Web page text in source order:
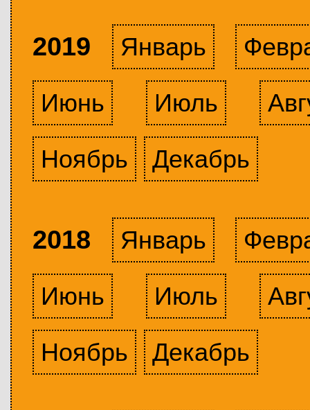
2019 Январь
Июнь
Июль
Ноябрь
Декабрь
2018 Январь
Июнь
Июль
Ноябрь
Декабрь